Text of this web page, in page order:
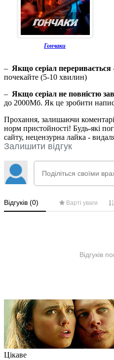
Гончаки
– Якщо серіал переривається
почекайте (5-10 хвилин)
– Якщо серіал не повністю
до 2000Мб. Як це зробити
Прохання, залишаючи
норм пристойності! Будь-які
сайту, нецензурна лайка -
Цікаве